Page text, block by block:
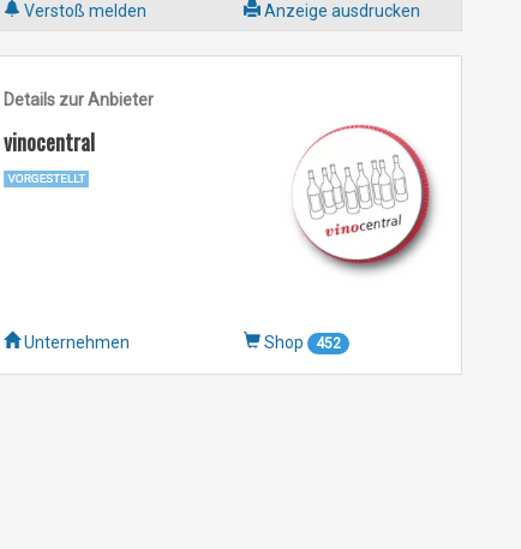
Verstoß melden Anzeige ausdrucken
Details zur Anbieter
vinocentral
Unternehmen Shop 452